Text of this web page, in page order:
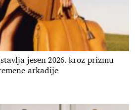
jesen 2026. kroz prizmu
arkadije